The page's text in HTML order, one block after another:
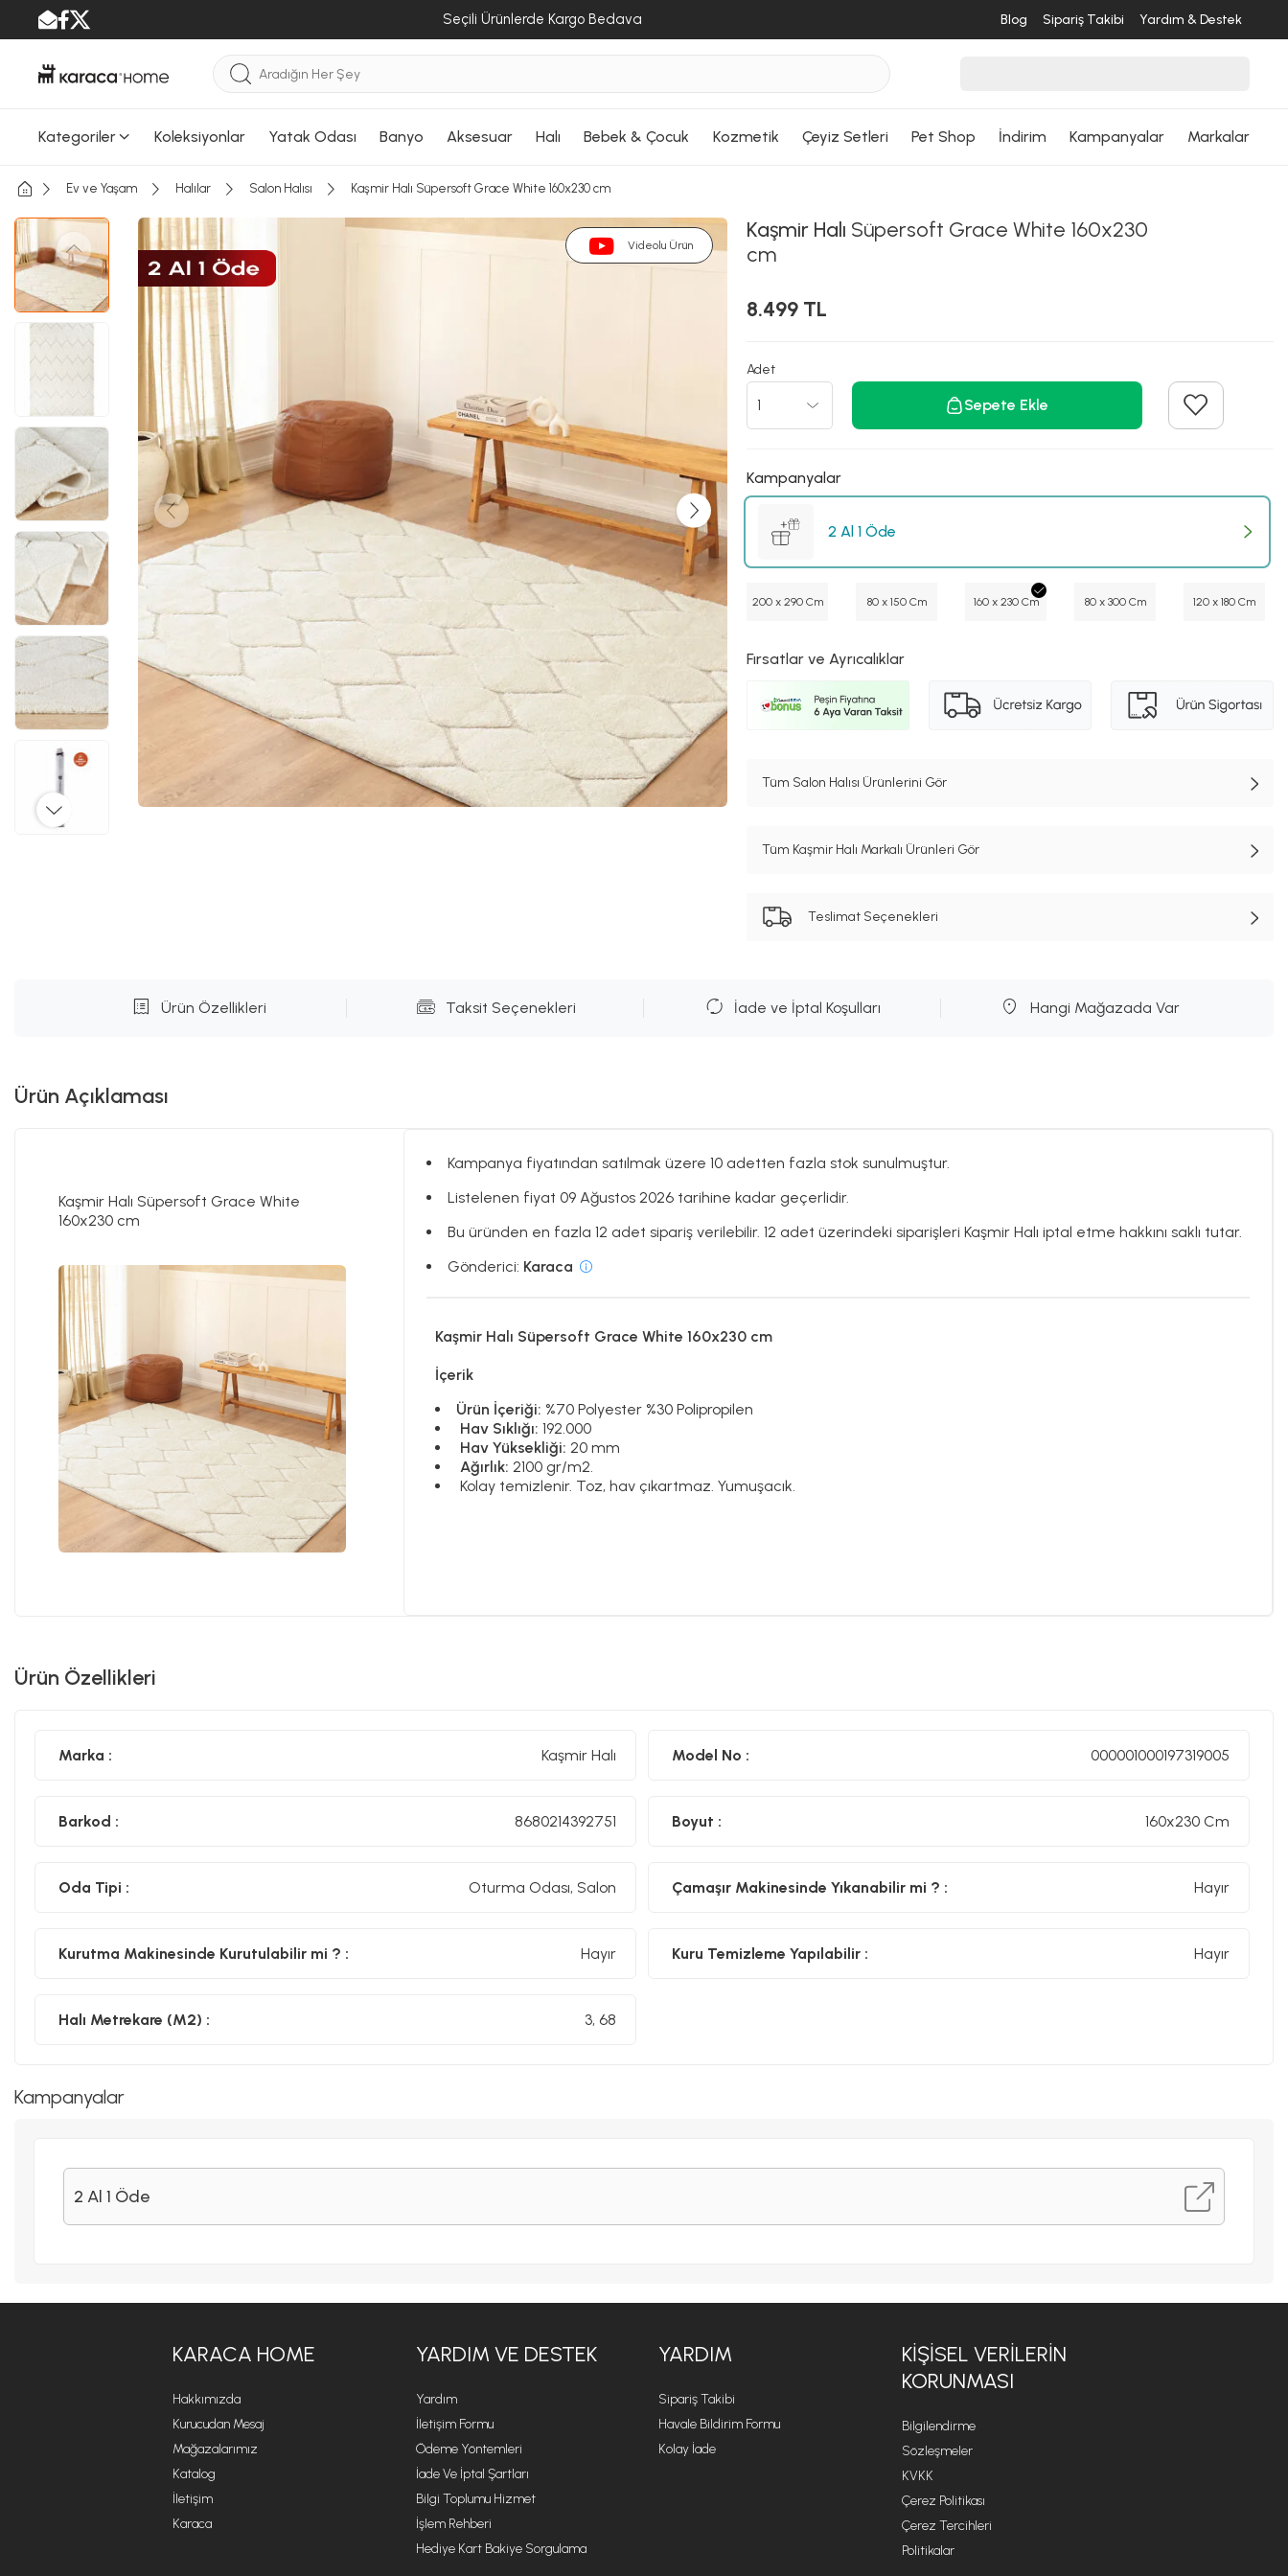
Seçili Ürünlerde Kargo Bedava Blog Sipariş Takibi Yardım & Destek
Kategoriler Koleksiyonlar Yatak Odası Banyo Aksesuar Halı Bebek & Çocuk Kozmetik Çeyiz Setleri Pet Shop İndirim Kampanyalar Markalar
Ev ve Yaşam Halılar Salon Halısı Kaşmir Halı Süpersoft Grace White 160x230 cm
Videolu Ürün
Kaşmir Halı Süpersoft Grace White 160x230
cm
8.499 TL
Adet
Sepete Ekle
Kampanyalar
2 Al 1 Öde
200 x 290 Cm 80 x 150 Cm 160 x 230 Cm 80 x 300 Cm 120 x 180 Cm
Fırsatlar ve Ayrıcalıklar
Tüm Salon Halısı Ürünlerini Gör
Tüm Kaşmir Halı Markalı Ürünleri Gör
Teslimat Seçenekleri
Ürün Özellikleri Taksit Seçenekleri İade ve İptal Koşulları Hangi Mağazada Var
Ürün Açıklaması
Kaşmir Halı Süpersoft Grace White
160x230 cm
Kampanya fiyatından satılmak üzere 10 adetten fazla stok sunulmuştur.
Listelenen fiyat 09 Ağustos 2026 tarihine kadar geçerlidir.
Bu üründen en fazla 12 adet sipariş verilebilir. 12 adet üzerindeki siparişleri Kaşmir Halı iptal etme hakkını saklı tutar.
Gönderici: Karaca
Kaşmir Halı Süpersoft Grace White 160x230 cm
İçerik
Ürün İçeriği: %70 Polyester %30 Polipropilen
Hav Sıklığı:192.000
Hav Yüksekliği: 20 mm
Ağırlık:2100 gr/m2.
Kolay temizlenir. Toz, hav çıkartmaz. Yumuşacık.
Ürün Özellikleri
Marka : Kaşmir Halı Model No : 000001000197319005
Barkod : 8680214392751 Boyut : 160x230 Cm
Oda Tipi : Oturma Odası, Salon Çamaşır Makinesinde Yıkanabilir mi ? : Hayır
Kurutma Makinesinde Kurutulabilir mi ? : Hayır Kuru Temizleme Yapılabilir : Hayır
Halı Metrekare (M2) : 3, 68
Kampanyalar
2 Al 1 Öde
KARACA HOME
Hakkımızda
Kurucudan Mesaj
Mağazalarımız
Katalog
İletişim
Karaca
YARDIM VE DESTEK
Yardım
İletişim Formu
Ödeme Yöntemleri
İade Ve İptal Şartları
Bilgi Toplumu Hizmet
İşlem Rehberi
Hediye Kart Bakiye Sorgulama
YARDIM
Sipariş Takibi
Havale Bildirim Formu
Kolay İade
KİŞİSEL VERİLERİN
KORUNMASI
Bilgilendirme
Sözleşmeler
KVKK
Çerez Politikası
Çerez Tercihleri
Politikalar